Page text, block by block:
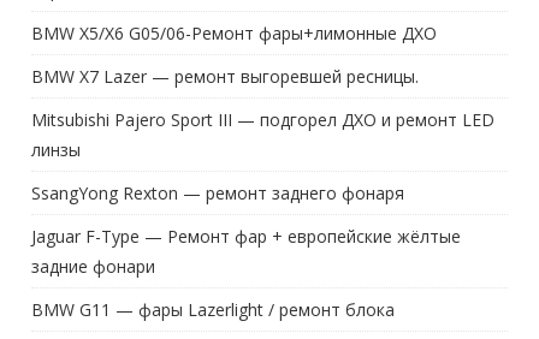
BMW X5/X6 G05/06-Ремонт фары+лимонные ДХО
BMW X7 Lazer — ремонт выгоревшей ресницы.
Mitsubishi Pajero Sport III — подгорел ДХО и ремонт LED
линзы
SsangYong Rexton — ремонт заднего фонаря
Jaguar F-Type — Ремонт фар + европейские жёлтые
задние фонари
BMW G11 — фары Lazerlight / ремонт блока